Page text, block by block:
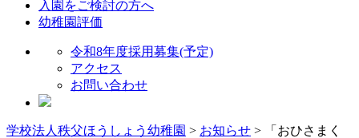
入園をご検討の方へ
幼稚園評価
令和8年度採用募集(予定)
アクセス
お問い合わせ
学校法人秩父ほうしょう幼稚園 > お知らせ >
「おひさまく